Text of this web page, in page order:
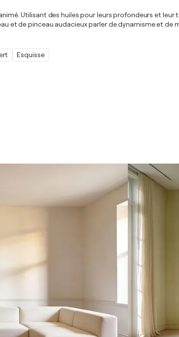
Utilisant des huiles pour leurs profondeurs et
et de pinceau audacieux parler de dynamisme et
Esquisse